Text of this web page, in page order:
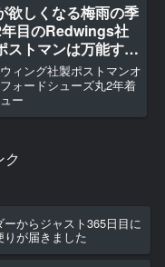
欲しくなる梅雨の季
目のRedwings社
ストマンは万能すぎ
ィング社製ポストマンオ
ォードシューズ丸2年着
ー
からジャスト365日目に
りが届きました